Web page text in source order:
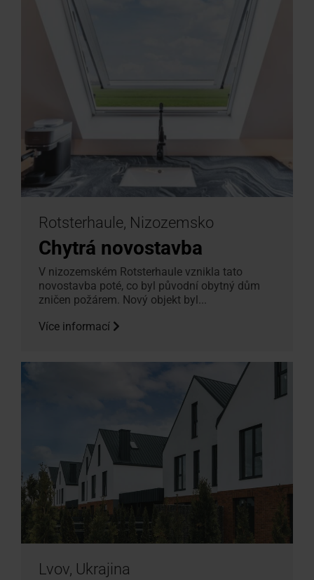
Rotsterhaule, Nizozemsko
Chytrá novostavba
V nizozemském Rotsterhaule vznikla tato
novostavba poté, co byl původní obytný dům
zničen požárem. Nový objekt byl...
Více informací
Lvov, Ukrajina